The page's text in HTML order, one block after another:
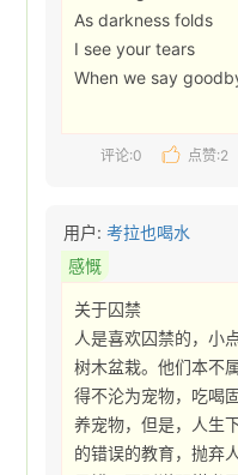
As darkness folds
I see your tears
When we say
评论:0 点赞:2
用户:考拉也喝水
感慨
关于囚禁
人是喜欢囚禁的，小
树木盆栽。他们本不
得不沦为宠物，吃喝
养宠物，但是，人生
的错误的教育，抛弃